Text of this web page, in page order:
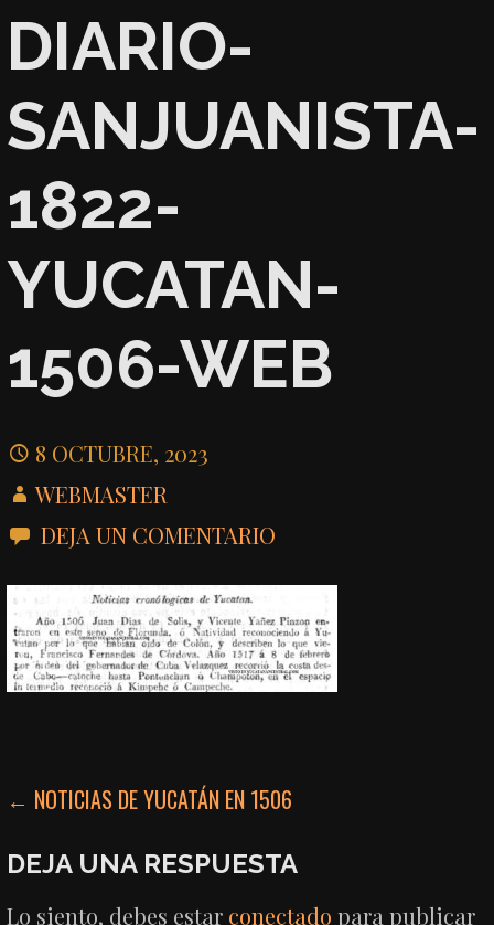
DIARIO-
SANJUANISTA-
1822-
YUCATAN-
1506-WEB
8 OCTUBRE, 2023
WEBMASTER
DEJA UN COMENTARIO
NAVEGACIÓN
DE
ENTRADAS
← NOTICIAS DE YUCATÁN EN 1506
DEJA UNA RESPUESTA
Lo siento, debes estar conectado para publicar